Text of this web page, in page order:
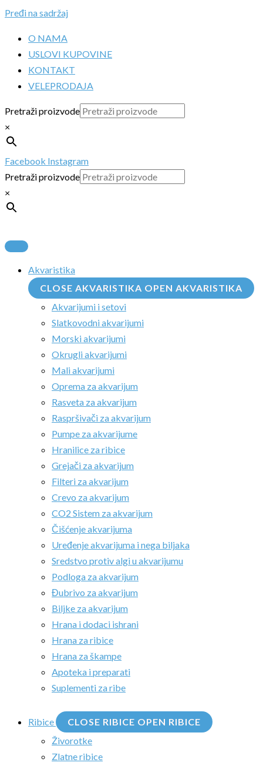
Pređi na sadržaj
O NAMA
USLOVI KUPOVINE
KONTAKT
VELEPRODAJA
Pretraži proizvode
×
Facebook Instagram
Pretraži proizvode
×
Akvaristika
CLOSE AKVARISTIKA OPEN AKVARISTIKA
Akvarijumi i setovi
Slatkovodni akvarijumi
Morski akvarijumi
Okrugli akvarijumi
Mali akvarijumi
Oprema za akvarijum
Rasveta za akvarijum
Raspršivači za akvarijum
Pumpe za akvarijume
Hranilice za ribice
Grejači za akvarijum
Filteri za akvarijum
Crevo za akvarijum
CO2 Sistem za akvarijum
Čišćenje akvarijuma
Uređenje akvarijuma i nega biljaka
Sredstvo protiv algi u akvarijumu
Podloga za akvarijum
Đubrivo za akvarijum
Biljke za akvarijum
Hrana i dodaci ishrani
Hrana za ribice
Hrana za škampe
Apoteka i preparati
Suplementi za ribe
Ribice CLOSE RIBICE OPEN RIBICE
Živorotke
Zlatne ribice